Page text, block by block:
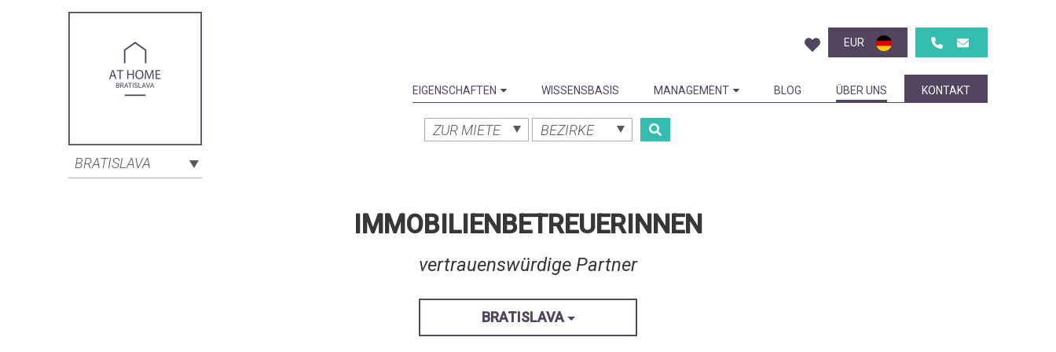
BRATISLAVA
EUR
EIGENSCHAFTEN WISSENSBASIS MANAGEMENT BLOG ÜBER UNS KONTAKT
ZUR MIETE BEZIRKE
IMMOBILIENBETREUERINNEN
vertrauenswürdige Partner
BRATISLAVA